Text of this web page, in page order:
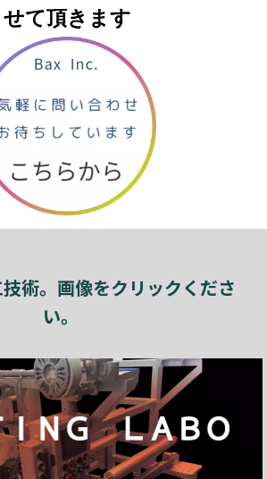
せて頂きます
術。画像をクリックくださ
い。